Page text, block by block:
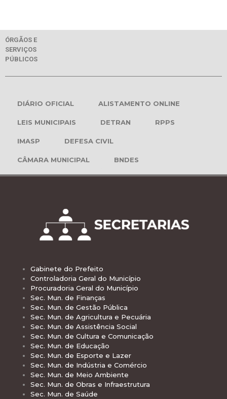
ÓRGÃOS E
SERVIÇOS
PÚBLICOS
DIÁRIO OFICIAL ALISTAMENTO ONLINE
LEIS MUNICIPAIS DETRAN RPPS
IMASP DEFESA CIVIL
CÂMARA MUNICIPAL BNDES
Gabinete do Prefeito
Controladoria Geral do Município
Procuradoria Geral do Município
Sec. Mun. de Finanças
Sec. Mun. de Gestão Pública
Sec. Mun. de Agricultura e Pecuária
Sec. Mun. de Assistência Social
Sec. Mun. de Cultura e Comunicação
Sec. Mun. de Educação
Sec. Mun. de Esporte e Lazer
Sec. Mun. de Indústria e Comércio
Sec. Mun. de Meio Ambiente
Sec. Mun. de Obras e Infraestrutura
Sec. Mun. de Saúde